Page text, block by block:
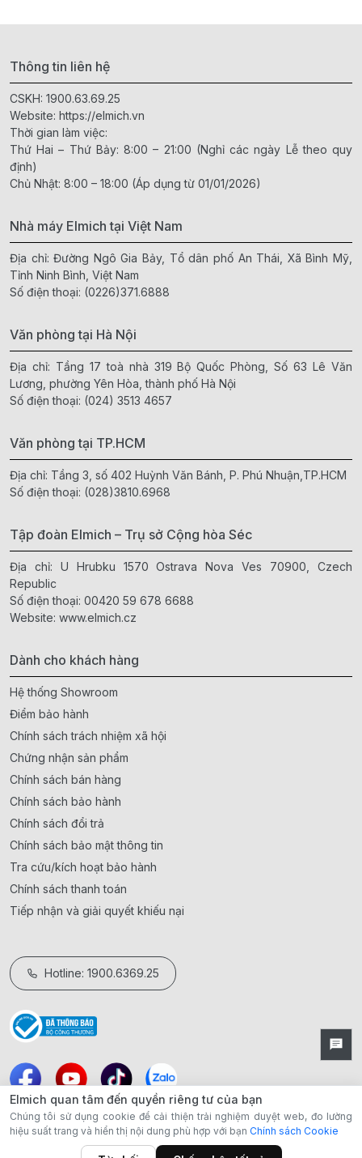
Thông tin liên hệ
CSKH: 1900.63.69.25
Website: https://elmich.vn
Thời gian làm việc:
Thứ Hai – Thứ Bảy: 8:00 – 21:00 (Nghỉ các ngày Lễ theo quy
định)
Chủ Nhật: 8:00 – 18:00 (Áp dụng từ 01/01/2026)
Nhà máy Elmich tại Việt Nam
Địa chỉ: Đường Ngô Gia Bảy, Tổ dân phố An Thái, Xã Bình Mỹ,
Tỉnh Ninh Bình, Việt Nam
Số điện thoại: (0226)371.6888
Văn phòng tại Hà Nội
Địa chỉ: Tầng 17 toà nhà 319 Bộ Quốc Phòng, Số 63 Lê Văn
Lương, phường Yên Hòa, thành phố Hà Nội
Số điện thoại: (024) 3513 4657
Văn phòng tại TP.HCM
Địa chỉ: Tầng 3, số 402 Huỳnh Văn Bánh, P. Phú Nhuận,TP.HCM
Số điện thoại: (028)3810.6968
Tập đoàn Elmich – Trụ sở Cộng hòa Séc
Địa chỉ: U Hrubku 1570 Ostrava Nova Ves 70900, Czech
Republic
Số điện thoại: 00420 59 678 6688
Website: www.elmich.cz
Dành cho khách hàng
Hệ thống Showroom
Điểm bảo hành
Chính sách trách nhiệm xã hội
Chứng nhận sản phẩm
Chính sách bán hàng
Chính sách bảo hành
Chính sách đổi trả
Chính sách bảo mật thông tin
Tra cứu/kích hoạt bảo hành
Chính sách thanh toán
Tiếp nhận và giải quyết khiếu nại
Hotline: 1900.6369.25
Elmich quan tâm đến quyền riêng tư của bạn
Chúng tôi sử dụng cookie để cải thiện trải nghiệm duyệt web, đo lường
hiệu suất trang và hiển thị nội dung phù hợp với bạn Chính sách Cookie